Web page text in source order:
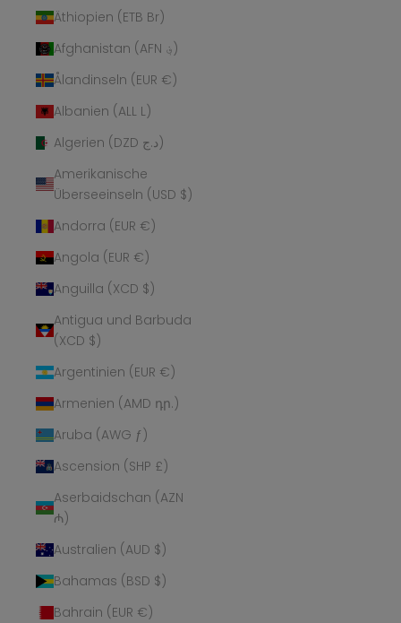
Äthiopien (ETB Br)
Afghanistan (AFN ؋)
Ålandinseln (EUR €)
Albanien (ALL L)
Algerien (DZD د.ج)
Amerikanische
Überseeinseln (USD $)
Andorra (EUR €)
Angola (EUR €)
Anguilla (XCD $)
Antigua und Barbuda
(XCD $)
Argentinien (EUR €)
Armenien (AMD դր.)
Aruba (AWG ƒ)
Ascension (SHP £)
Aserbaidschan (AZN
₼)
Australien (AUD $)
Bahamas (BSD $)
Bahrain (EUR €)